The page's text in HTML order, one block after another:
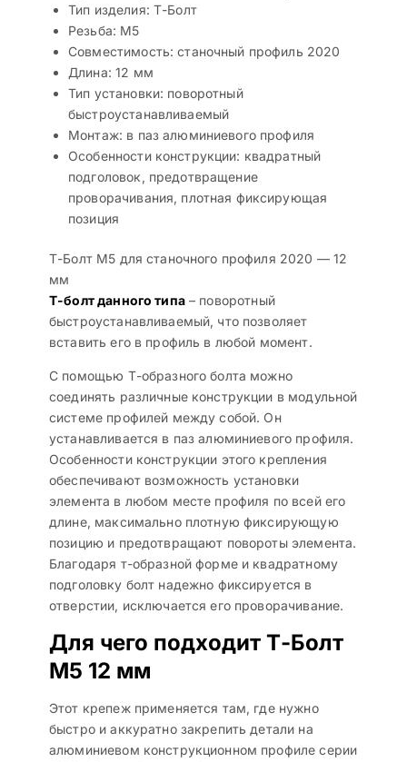
Тип изделия: Т-Болт
Резьба: М5
Совместимость: станочный профиль 2020
Длина: 12 мм
Тип установки: поворотный
быстроустанавливаемый
Монтаж: в паз алюминиевого профиля
Особенности конструкции: квадратный
подголовок, предотвращение
проворачивания, плотная фиксирующая
позиция
Т-Болт М5 для станочного профиля 2020 — 12
мм
Т-болт данного типа– поворотный
быстроустанавливаемый, что позволяет
вставить его в профиль в любой момент.
С помощью Т-образного болта можно
соединять различные конструкции в модульной
системе профилей между собой. Он
устанавливается в паз алюминиевого профиля.
Особенности конструкции этого крепления
обеспечивают возможность установки
элемента в любом месте профиля по всей его
длине, максимально плотную фиксирующую
позицию и предотвращают повороты элемента.
Благодаря т-образной форме и квадратному
подголовку болт надежно фиксируется в
отверстии, исключается его проворачивание.
Для чего подходит Т-Болт
М5 12 мм
Этот крепеж применяется там, где нужно
быстро и аккуратно закрепить детали на
алюминиевом конструкционном профиле серии